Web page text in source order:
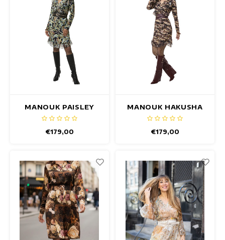
Mouwloze Jurken
Jurken Met Print
MANOUK PAISLEY
JURK
€179,00
MANOUK HAKUSHA
JURK
€179,00